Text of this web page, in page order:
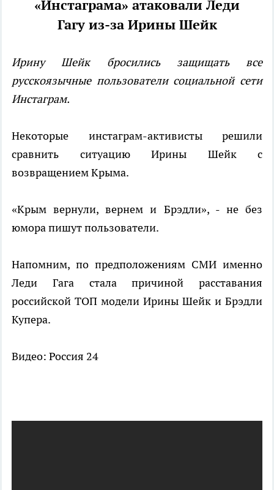
«Инстаграма» атаковали Леди
Гагу из-за Ирины Шейк
Ирину Шейк бросились защищать все
русскоязычные пользователи социальной сети
Инстаграм.
Некоторые инстаграм-активисты решили
сравнить ситуацию Ирины Шейк с
возвращением Крыма.
«Крым вернули, вернем и Брэдли», - не без
юмора пишут пользователи.
Напомним, по предположениям СМИ именно
Леди Гага стала причиной расставания
российской ТОП модели Ирины Шейк и Брэдли
Купера.
Видео: Россия 24